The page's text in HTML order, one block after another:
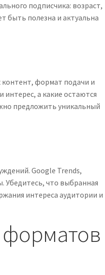
подписчика: возраст,
быть полезна и актуальна
формат подачи и
а какие остаются
предложить уникальный
Google Trends,
Убедитесь, что выбранная
интереса аудитории и
форматов